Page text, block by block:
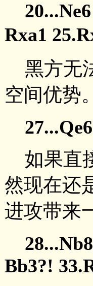
20...Ne6
Rxa1
黑方无
空间优势。
如果直
然现在还
进攻带来
Bb3?!